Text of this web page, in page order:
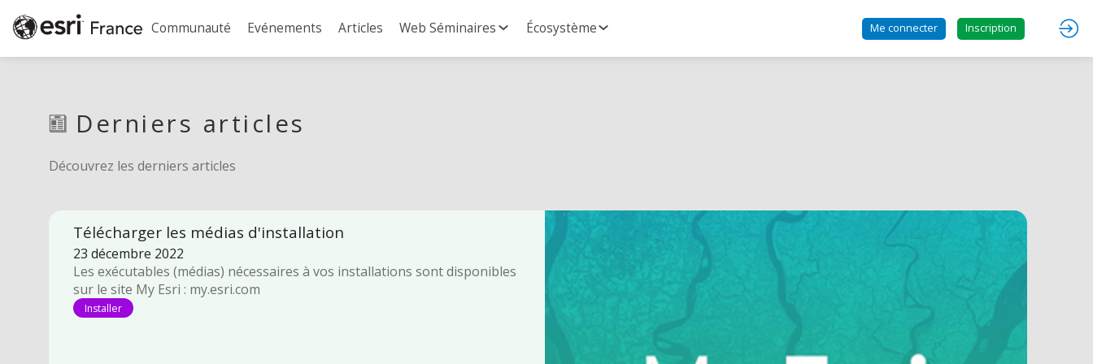
Communauté Evénements Articles Web Séminaires Écosystème Me connecter Inscription
Derniers articles
Découvrez les derniers articles
Télécharger les médias d'installation
23 décembre 2022
Les exécutables (médias) nécessaires à vos installations sont disponibles
sur le site My Esri : my.esri.com
Installer